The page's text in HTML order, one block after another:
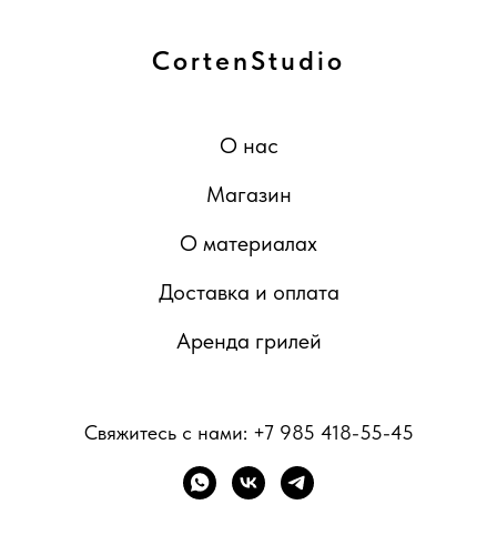
CortenStudio
О нас
Магазин
О материалах
Доставка и оплата
Аренда грилей
Свяжитесь с нами: +7 985 418-55-45